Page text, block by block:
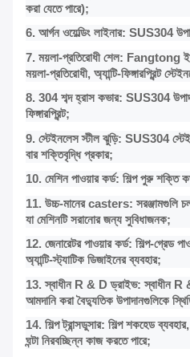
করা যেতে পারে);
6. আর্গন ওয়েল্ডিং লাইনার: SUS304
7. ময়লা-প্রতিরোধী শেল: Fangtong
ময়লা-প্রতিরোধী, অ্যান্টি-ফিঙ্গারপ্রিন্ট
8. 304 শব্দ হ্রাস কভার: SUS304
ফিঙ্গারপ্রিন্ট;
9. স্টেইনলেস স্টীল ঝুড়ি: SUS304
বার শক্তিবৃদ্ধি প্রকার;
10. মেশিন পাওয়ার কর্ড: শিল্প পুরু শক্তি
11. উচ্চ-মানের casters: সরঞ্জামগুলি
যা মেশিনটি সরানোর জন্য সুবিধাজনক;
12. জেনারেটর পাওয়ার কর্ড: শিল্প-গ্রেড
অ্যান্টি-স্ট্যাটিক ডিজাইনের ব্যবহার;
13. স্বাধীন R & D ড্রাইভ: স্বাধীন R
আমদানি করা বৈদ্যুতিক উপাদানগুলিকে
14. শিল্প ট্রান্সডুসার: শিল্প শকহেড
ঘন্টা নিরবচ্ছিন্ন কাজ করতে পারে;